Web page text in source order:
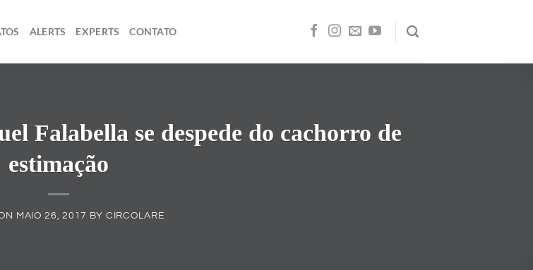
ALERTS EXPERTS CONTATO
Falabella se despede do cachorro de
estimação
MAIO 26, 2017 BY CIRCOLARE